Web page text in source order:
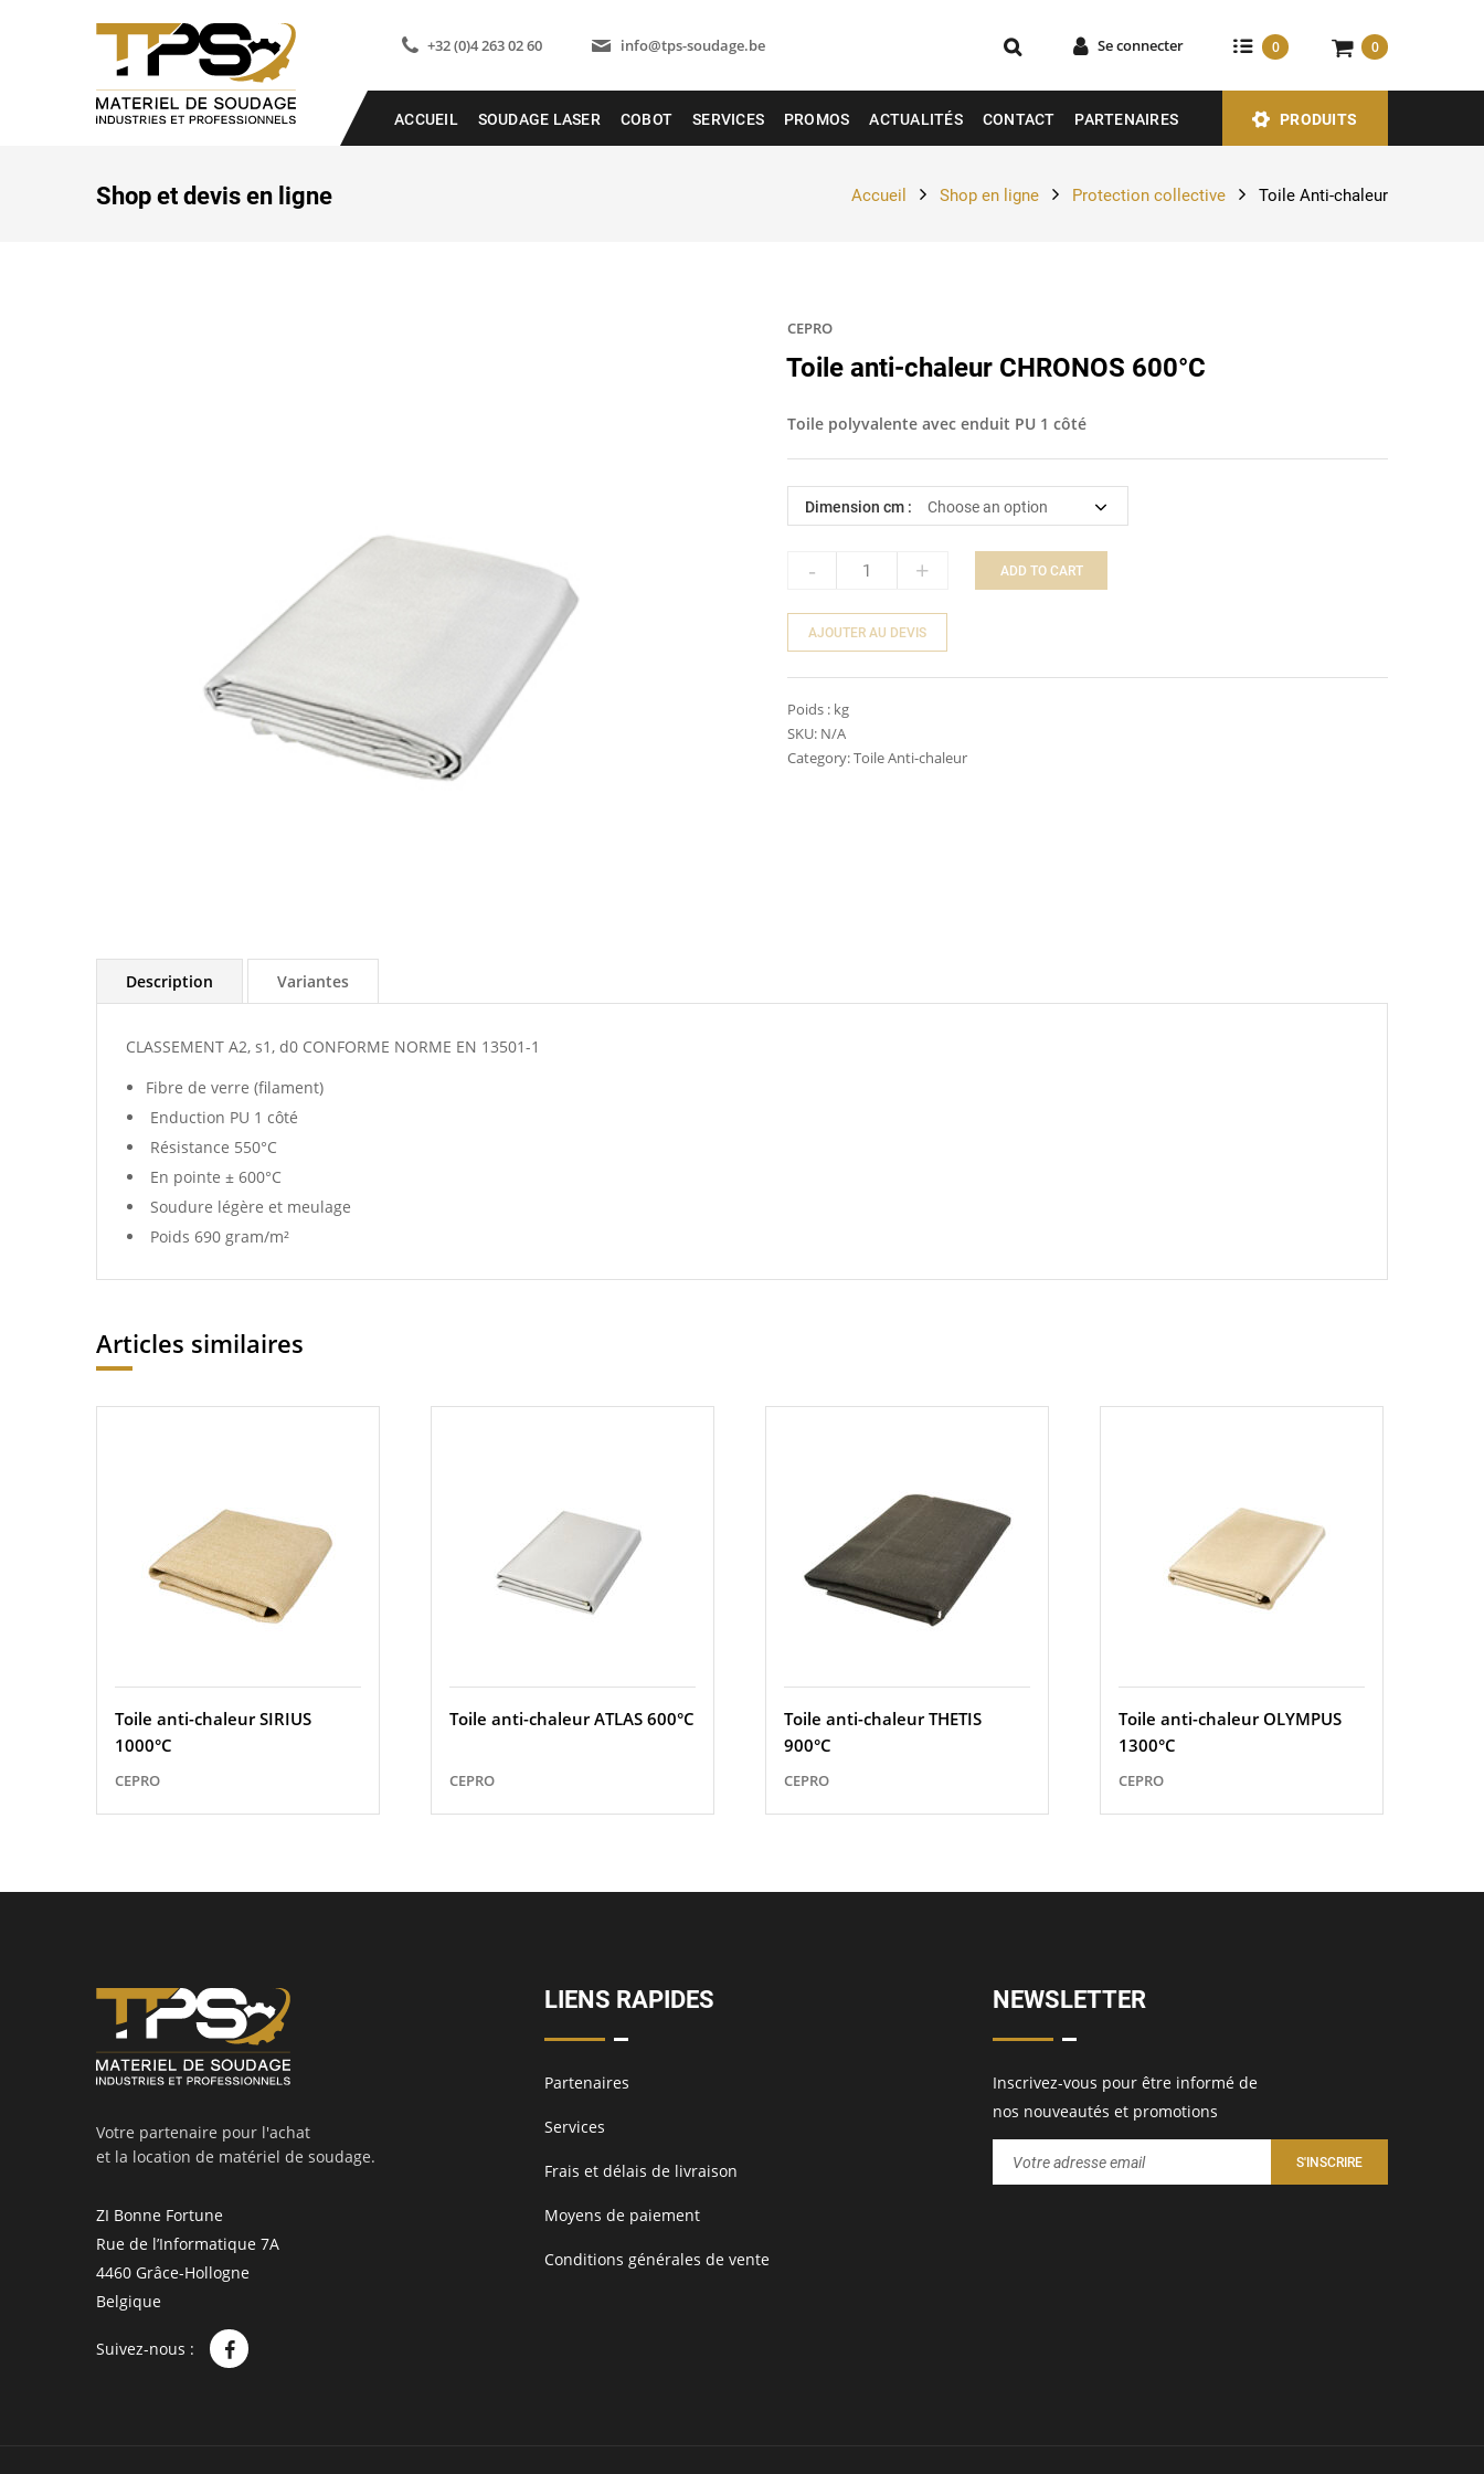
+32 (0)4 263 02 60 info@tps-soudage.be Se connecter 0 0
ACCUEIL SOUDAGE LASER COBOT SERVICES PROMOS ACTUALITÉS CONTACT PARTENAIRES PRODUITS
Shop et devis en ligne Accueil Shop en ligne Protection collective Toile Anti-chaleur
CEPRO
Toile anti-chaleur CHRONOS 600°C
Toile polyvalente avec enduit PU 1 côté
Dimension cm :
- + ADD TO CART
AJOUTER AU DEVIS
Poids : kg
SKU: N/A
Category:Toile Anti-chaleur
Description Variantes
CLASSEMENT A2, s1, d0 CONFORME NORME EN 13501-1
Fibre de verre (filament)
Enduction PU 1 côté
Résistance 550°C
En pointe ± 600°C
Soudure légère et meulage
Poids 690 gram/m²
Articles similaires
Toile anti-chaleur SIRIUS
1000°C
CEPRO
Toile anti-chaleur ATLAS 600°C
CEPRO
Toile anti-chaleur THETIS
900°C
CEPRO
Toile anti-chaleur OLYMPUS
1300°C
CEPRO
Votre partenaire pour l'achat
et la location de matériel de soudage.
ZI Bonne Fortune
Rue de l’Informatique 7A
4460 Grâce-Hollogne
Belgique
Suivez-nous :
LIENS RAPIDES
Partenaires
Services
Frais et délais de livraison
Moyens de paiement
Conditions générales de vente
NEWSLETTER
Inscrivez-vous pour être informé de
nos nouveautés et promotions